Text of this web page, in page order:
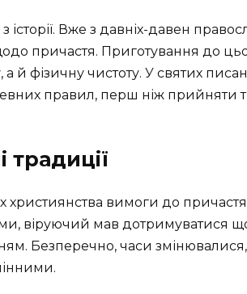
Вже з давніх-давен
причастя. Приготування до
а й фізичну чистоту. У святих
правил, перш ніж прийняти
традиції
християнства вимоги до
віруючий мав дотримуватися
Безперечно, часи